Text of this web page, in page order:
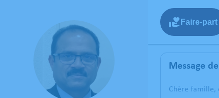
Faire-part
Message
Chère famille,